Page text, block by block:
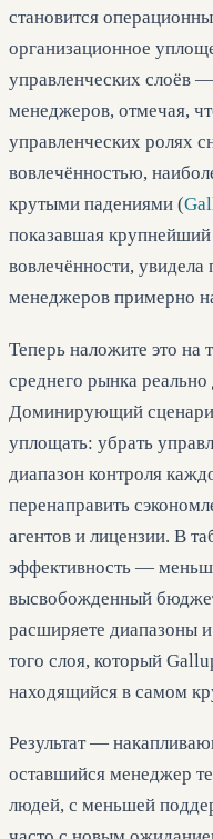
становится
организационное
управленческих слоёв
менеджеров, отмечая,
управленческих ролях
вовлечённостью,
крутыми падениями (
показавшая
вовлечённости, увидела
менеджеров примерно
Теперь наложите это на
среднего рынка
Доминирующий
уплощать: убрать
диапазон контроля
перенаправить
агентов и лицензии. В
эффективность —
высвобожденный
расширяете диапазоны
того слоя, который
находящийся в самом
Результат —
оставшийся менеджер
людей, с меньшей